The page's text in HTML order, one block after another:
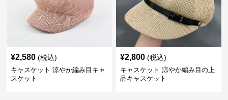
¥2,580 (税込)
キャスケット 涼やか編み目キャ
スケット
¥2,800 (税込)
キャスケット 涼やか編み目の上
品キャスケット